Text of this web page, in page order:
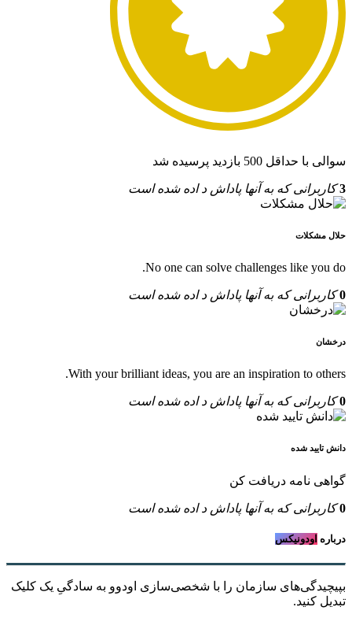
سوالی با حداقل 500 بازدید پرسیده شد
3 کاربرانی که به آنها پاداش د اده شده است
حلال مشکلات
No one can solve challenges like you do.
0 کاربرانی که به آنها پاداش د اده شده است
درخشان
With your brilliant ideas, you are an inspiration to others.
0 کاربرانی که به آنها پاداش د اده شده است
دانش تایید شده
گواهی نامه دریافت کن
0 کاربرانی که به آنها پاداش د اده شده است
درباره اودونیکس
بپیچیدگی‌های سازمان را با شخصی‌سازی اودوو به سادگیِ یک کلیک
تبدیل کنید.